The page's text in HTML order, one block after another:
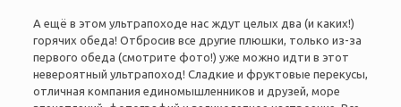
А ещё в этом ультрапоходе нас ждут целых два (и каких!)
горячих обеда! Отбросив все другие плюшки, только из-за
первого обеда (смотрите фото!) уже можно идти в этот
невероятный ультрапоход! Сладкие и фруктовые перекусы,
отличная компания единомышленников и друзей, море